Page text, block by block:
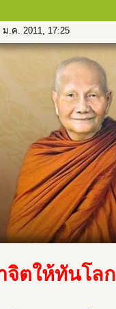
ม.ค. 2011, 17:25
ตให้ทันโลก